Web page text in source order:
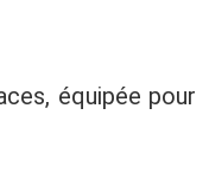
équipée pour